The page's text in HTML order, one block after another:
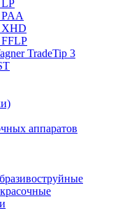
XHD
TradeTip 3
аппаратов